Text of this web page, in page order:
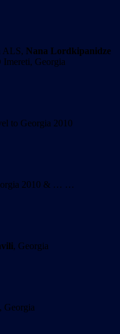
ALS, Nana Lordkipanidze
Georgia
to Georgia 2010
2010 & … …
, Georgia
, Georgia